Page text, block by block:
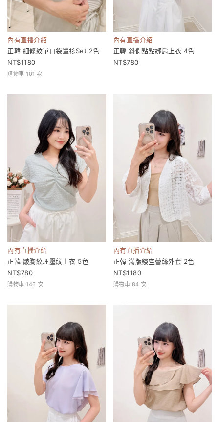
內有直播介紹
正韓 細條紋單口袋罩衫Set 2色
1180
購物車 101 次
內有直播介紹
正韓 斜側點點綁肩上衣 4色
780
內有直播介紹
正韓 皺胸紋理壓紋上衣 5色
780
購物車 146 次
內有直播介紹
正韓 滿版鏤空蕾絲外套 2色
1180
購物車 84 次